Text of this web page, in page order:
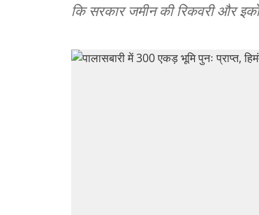
कि सरकार जमीन की रिकवरी और